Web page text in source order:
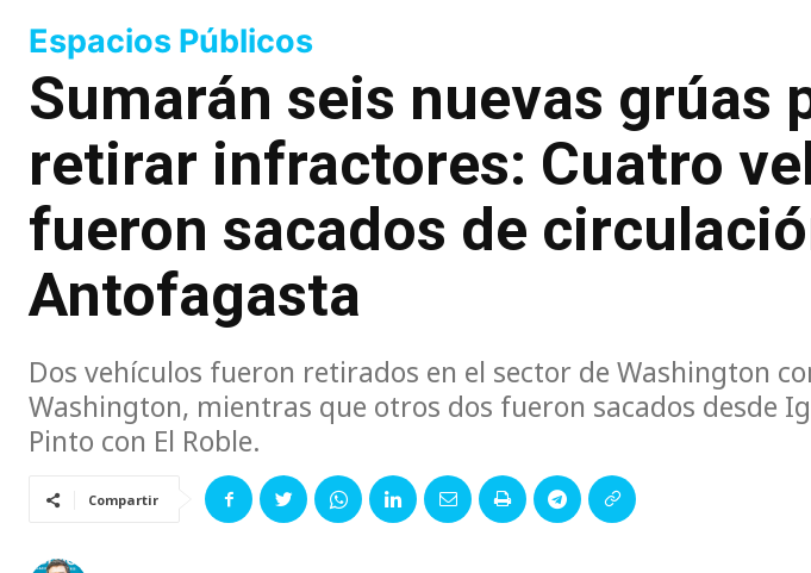
Espacios Públicos
Sumarán seis nuevas grúas
retirar infractores: Cuatro
fueron sacados de
Antofagasta
Dos vehículos fueron retirados en el sector de Washington
Washington, mientras que otros dos fueron sacados desde
Pinto con El Roble.
Compartir